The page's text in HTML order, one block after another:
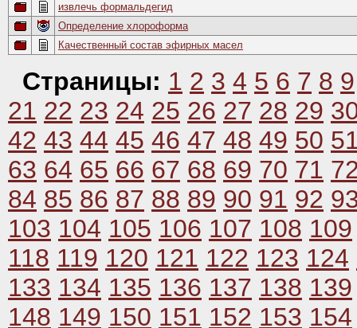
извлечь формальдегид
Определение хлороформа
Качественный состав эфирных масел
Страницы: 1 2 3 4 5 6 7 8 9
21 22 23 24 25 26 27 28 29
42 43 44 45 46 47 48 49 50
63 64 65 66 67 68 69 70 71
84 85 86 87 88 89 90 91 92
103 104 105 106 107 108 109
118 119 120 121 122 123 124
133 134 135 136 137 138 139
148 149 150 151 152 153 154